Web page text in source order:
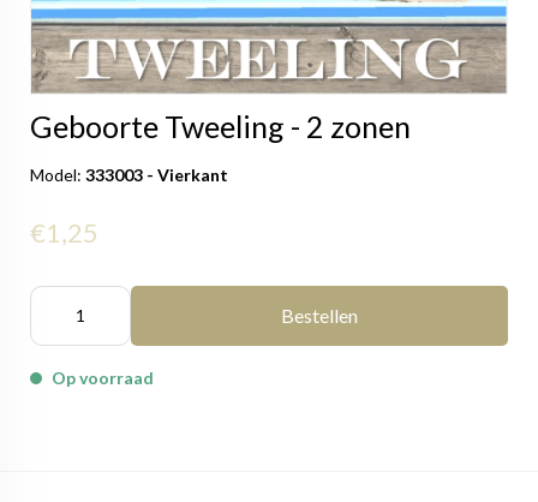
Geboorte Tweeling - 2 zonen
Model: 333003 - Vierkant
€1,25
Bestellen
Op voorraad